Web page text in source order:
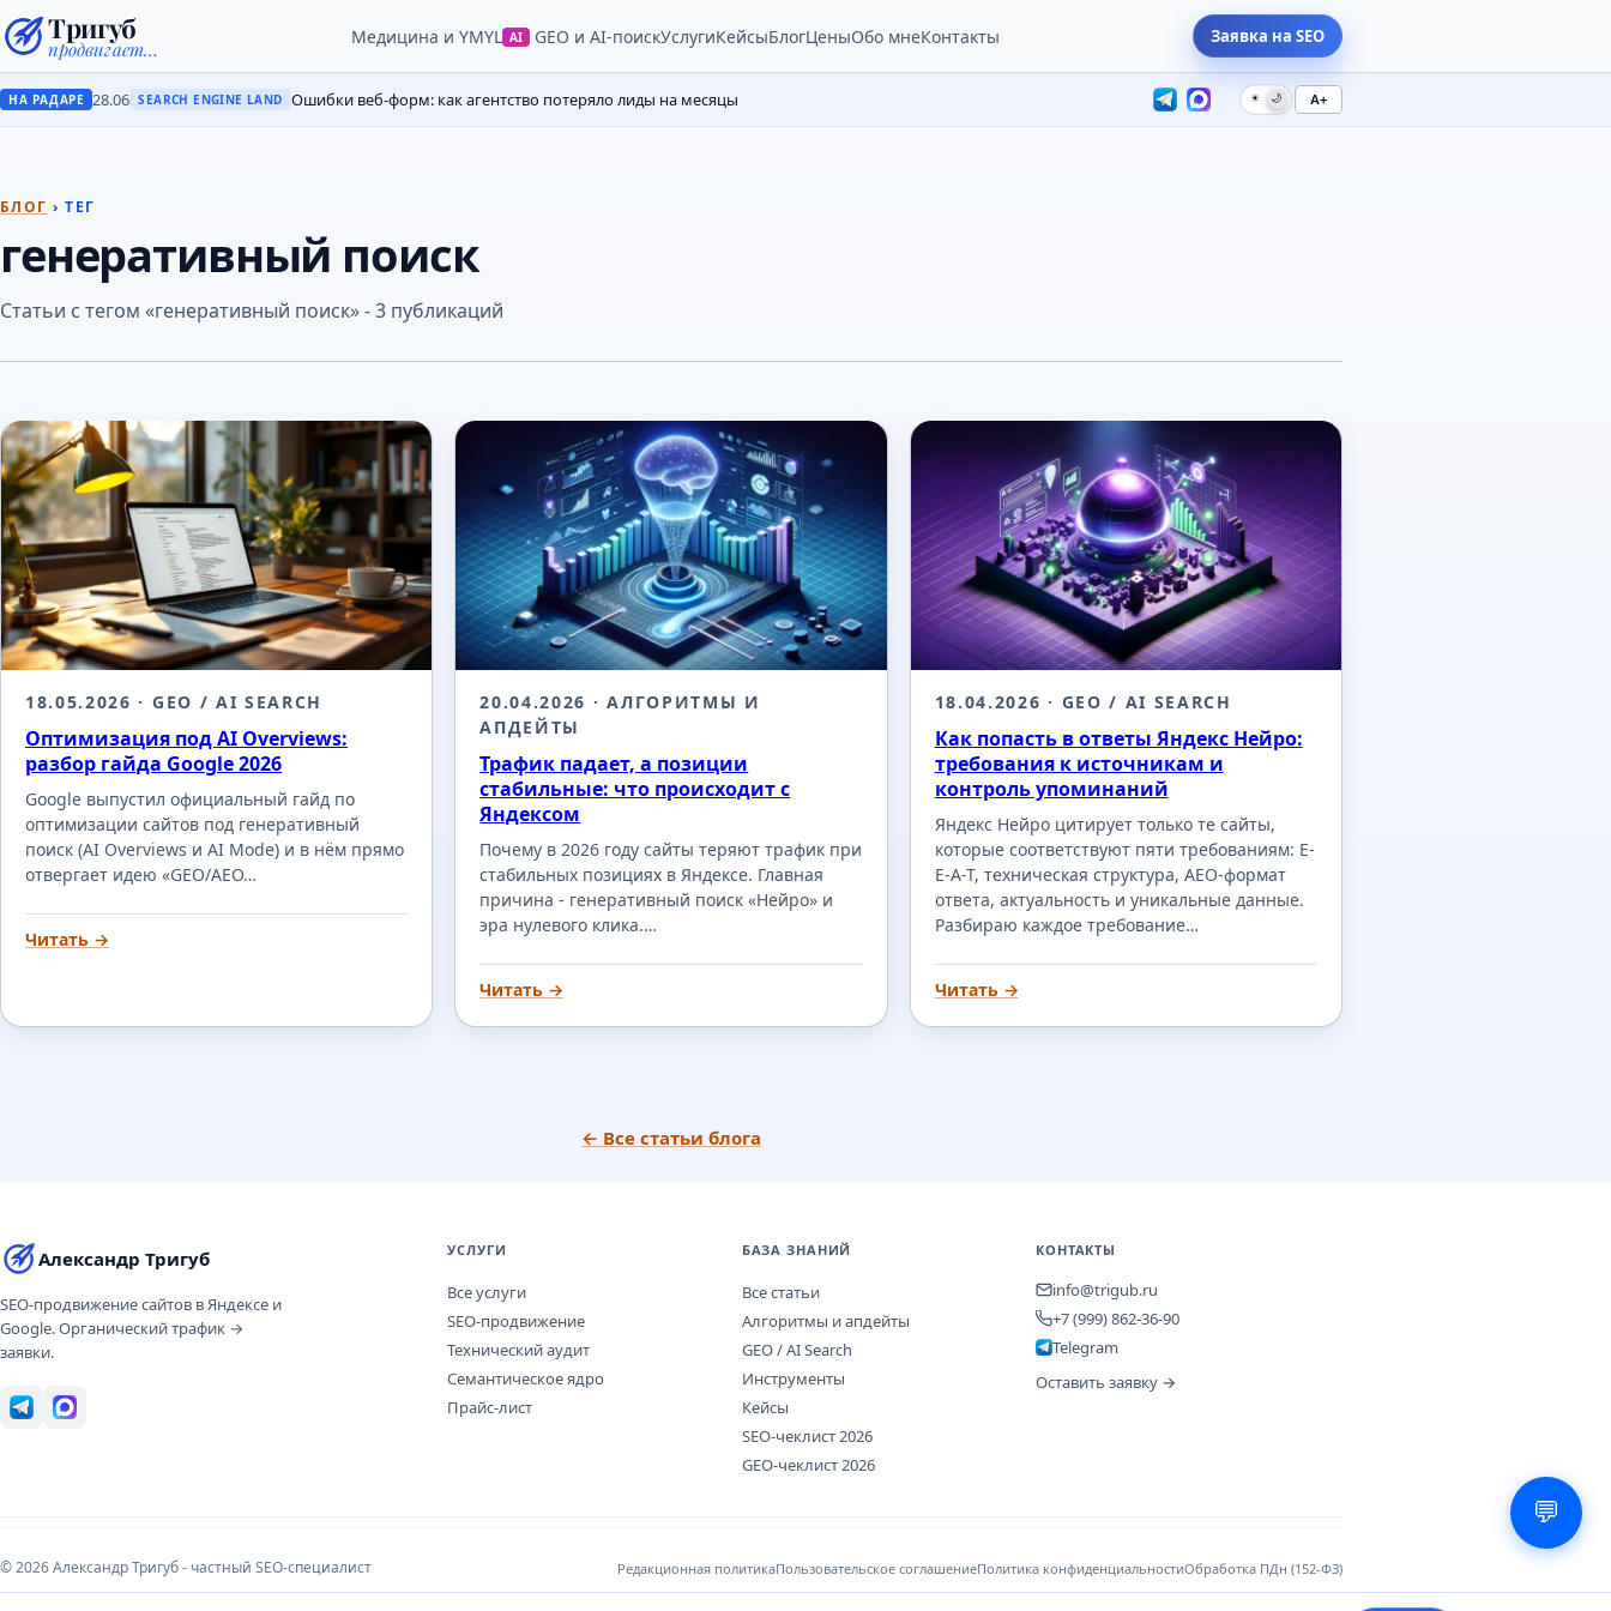
Тригуб
продвигает…
Медицина и YMYL AI GEO и AI-поискУслугиКейсыБлогЦеныОбо мнеКонтакты Заявка на SEO
НА РАДАРЕ 28.06 SEARCH ENGINE LAND Ошибки веб-форм: как агентство потеряло лиды на месяцы ☀ 🌙 A+
БЛОГ › ТЕГ
генеративный поиск
Статьи с тегом «генеративный поиск» - 3 публикаций
18.05.2026 · GEO / AI SEARCH
Оптимизация под AI Overviews:
разбор гайда Google 2026
Google выпустил официальный гайд по
оптимизации сайтов под генеративный
поиск (AI Overviews и AI Mode) и в нём прямо
отвергает идею «GEO/AEO…
Читать →
20.04.2026 · АЛГОРИТМЫ И
АПДЕЙТЫ
Трафик падает, а позиции
стабильные: что происходит с
Яндексом
Почему в 2026 году сайты теряют трафик при
стабильных позициях в Яндексе. Главная
причина - генеративный поиск «Нейро» и
эра нулевого клика.…
Читать →
18.04.2026 · GEO / AI SEARCH
Как попасть в ответы Яндекс Нейро:
требования к источникам и
контроль упоминаний
Яндекс Нейро цитирует только те сайты,
которые соответствуют пяти требованиям: E-
E-A-T, техническая структура, AEO-формат
ответа, актуальность и уникальные данные.
Разбираю каждое требование…
Читать →
← Все статьи блога
Александр Тригуб
SEO-продвижение сайтов в Яндексе и
Google. Органический трафик →
заявки.
УСЛУГИ
Все услуги
SEO-продвижение
Технический аудит
Семантическое ядро
Прайс-лист
БАЗА ЗНАНИЙ
Все статьи
Алгоритмы и апдейты
GEO / AI Search
Инструменты
Кейсы
SEO-чеклист 2026
GEO-чеклист 2026
КОНТАКТЫ
info@trigub.ru
+7 (999) 862-36-90
Telegram
Оставить заявку →
© 2026 Александр Тригуб - частный SEO-специалист Редакционная политикаПользовательское соглашениеПолитика конфиденциальностиОбработка ПДн (152-ФЗ)
💬